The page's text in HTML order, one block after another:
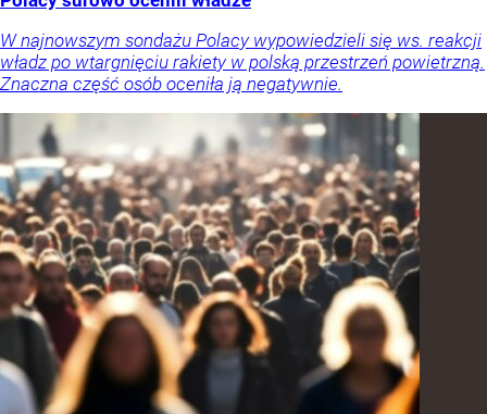
W najnowszym sondażu Polacy wypowiedzieli się ws. reakcji
władz po wtargnięciu rakiety w polską przestrzeń powietrzną.
Znaczna część osób oceniła ją negatywnie.